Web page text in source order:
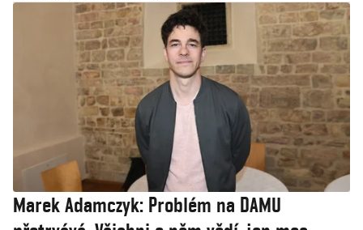
Marek Adamczyk: Problém na DAMU